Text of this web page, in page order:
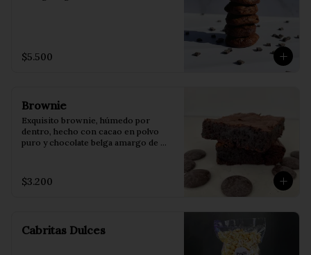
$5.500
Brownie
Exquisito brownie, húmedo por
dentro, hecho con cacao en polvo
puro y chocolate belga amargo de
$3.200
Cabritas Dulces